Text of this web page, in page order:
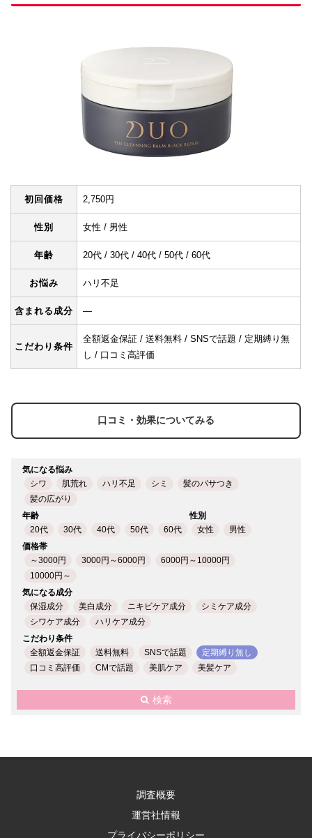
初回価格 2,750円
性別 女性 / 男性
年齢 20代 / 30代 / 40代 / 50代 / 60代
お悩み ハリ不足
含まれる成分 ―
こだわり条件
全額返金保証 / 送料無料 / SNSで話題 / 定期縛り無
し / 口コミ高評価
口コミ・効果についてみる
気になる悩み
シワ
肌荒れ ハリ不足 シミ
髪のパサつき
髪の広がり
年齢
20代
30代 40代 50代 60代
性別
女性
男性
価格帯
～3000円
3000円～6000円
6000円～10000円
10000円～
気になる成分
保湿成分
美白成分 ニキビケア成分
シミケア成分
シワケア成分
ハリケア成分
こだわり条件
全額返金保証
送料無料 SNSで話題
定期縛り無し
口コミ高評価
CMで話題 美肌ケア 美髪ケア
検索
調査概要
運営社情報
プライバシーポリシー